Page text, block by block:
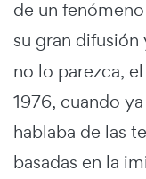
de un
su gran difusión
no lo parezca,
1976, cuando
hablaba de las
basadas en la